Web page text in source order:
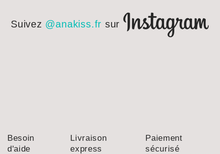
Suivez @anakiss.fr sur
Besoin
d'aide
Livraison
express
Paiement
sécurisé